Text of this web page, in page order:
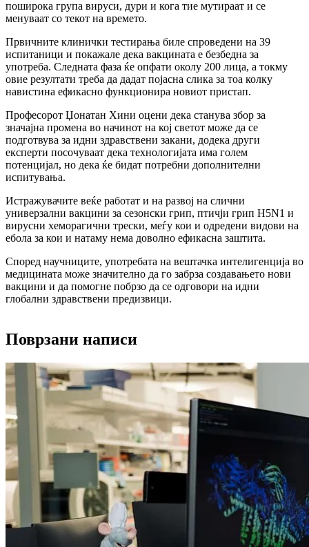
поширока група вируси, дури и кога тие мутираат и се
менуваат со текот на времето.
Првичните клинички тестирања биле спроведени на 39
испитаници и покажале дека вакцината е безбедна за
употреба. Следната фаза ќе опфати околу 200 лица, а токму
овие резултати треба да дадат појасна слика за тоа колку
навистина ефикасно функционира новиот пристап.
Професорот Џонатан Хини оцени дека станува збор за
значајна промена во начинот на кој светот може да се
подготвува за идни здравствени закани, додека други
експерти посочуваат дека технологијата има голем
потенцијал, но дека ќе бидат потребни дополнителни
испитувања.
Истражувачите веќе работат и на развој на слични
универзални вакцини за сезонски грип, птичји грип H5N1 и
вирусни хеморагични трески, меѓу кои и одредени видови на
ебола за кои и натаму нема доволно ефикасна заштита.
Според научниците, употребата на вештачка интелигенција во
медицината може значително да го забрза создавањето нови
вакцини и да помогне побрзо да се одговори на идни
глобални здравствени предизвици.
Поврзани написи